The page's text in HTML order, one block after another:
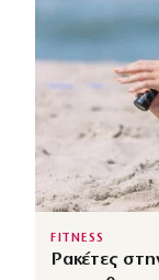
FITNESS
Ρακέτες